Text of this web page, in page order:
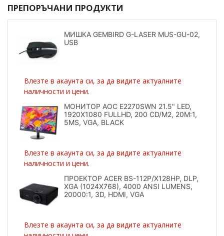
ПРЕПОРЪЧАНИ ПРОДУКТИ
МИШКА GEMBIRD G-LASER MUS-GU-02,
USB
Влезте в акаунта си, за да видите актуалните
наличности и цени.
МОНИТОР AOC E2270SWN 21.5" LED,
1920X1080 FULLHD, 200 CD/M2, 20M:1,
5MS, VGA, BLACK
Влезте в акаунта си, за да видите актуалните
наличности и цени.
ПРОЕКТОР ACER BS-112P/X128HP, DLP,
XGA (1024X768), 4000 ANSI LUMENS,
20000:1, 3D, HDMI, VGA
Влезте в акаунта си, за да видите актуалните